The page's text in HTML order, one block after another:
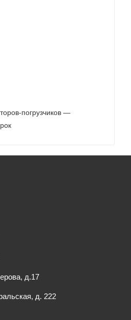
погрузчиков —
д.17
д. 222